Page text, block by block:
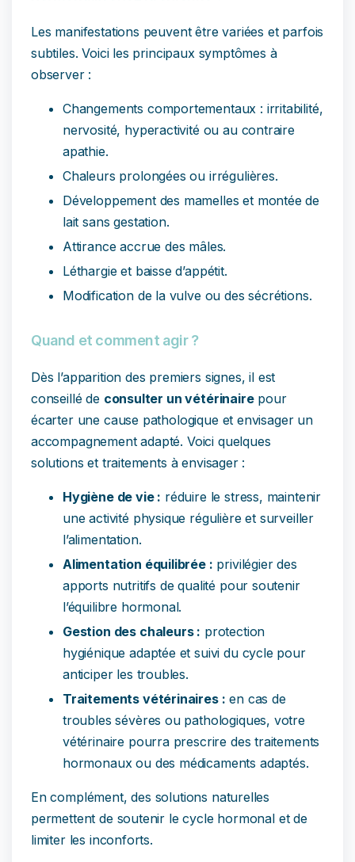
Les manifestations peuvent être variées et parfois
subtiles. Voici les principaux symptômes à
observer :
Changements comportementaux : irritabilité,
nervosité, hyperactivité ou au contraire
apathie.
Chaleurs prolongées ou irrégulières.
Développement des mamelles et montée de
lait sans gestation.
Attirance accrue des mâles.
Léthargie et baisse d’appétit.
Modification de la vulve ou des sécrétions.
Quand et comment agir ?
Dès l’apparition des premiers signes, il est
conseillé de consulter un vétérinairepour
écarter une cause pathologique et envisager un
accompagnement adapté. Voici quelques
solutions et traitements à envisager :
Hygiène de vie : réduire le stress, maintenir
une activité physique régulière et surveiller
l’alimentation.
Alimentation équilibrée : privilégier des
apports nutritifs de qualité pour soutenir
l’équilibre hormonal.
Gestion des chaleurs : protection
hygiénique adaptée et suivi du cycle pour
anticiper les troubles.
Traitements vétérinaires : en cas de
troubles sévères ou pathologiques, votre
vétérinaire pourra prescrire des traitements
hormonaux ou des médicaments adaptés.
En complément, des solutions naturelles
permettent de soutenir le cycle hormonal et de
limiter les inconforts.